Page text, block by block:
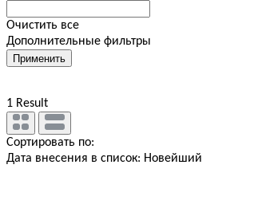
Очистить все
Дополнительные фильтры
Применить
1 Result
Сортировать по:
Дата внесения в список: Новейший